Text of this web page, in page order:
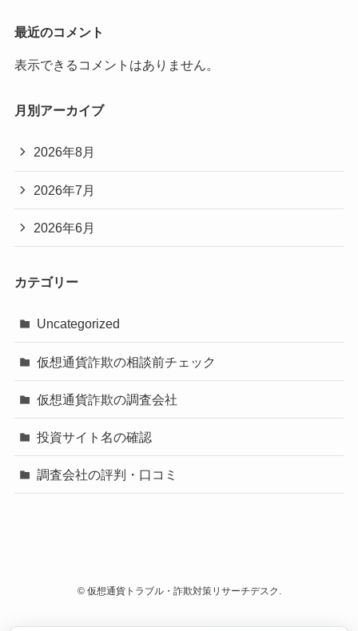
最近のコメント
表示できるコメントはありません。
月別アーカイブ
2026年8月
2026年7月
2026年6月
カテゴリー
Uncategorized
仮想通貨詐欺の相談前チェック
仮想通貨詐欺の調査会社
投資サイト名の確認
調査会社の評判・口コミ
©仮想通貨トラブル・詐欺対策リサーチデスク.